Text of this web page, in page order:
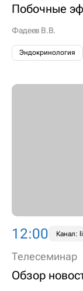
Побочные
Фадеев В.В.
Эндокринология
12:00 Канал:
Телесеминар
Обзор